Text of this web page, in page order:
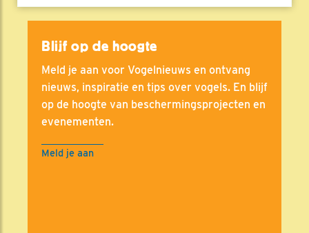
Blijf op de hoogte
Meld je aan voor Vogelnieuws en ontvang
nieuws, inspiratie en tips over vogels. En blijf
op de hoogte van beschermingsprojecten en
evenementen.
Meld je aan